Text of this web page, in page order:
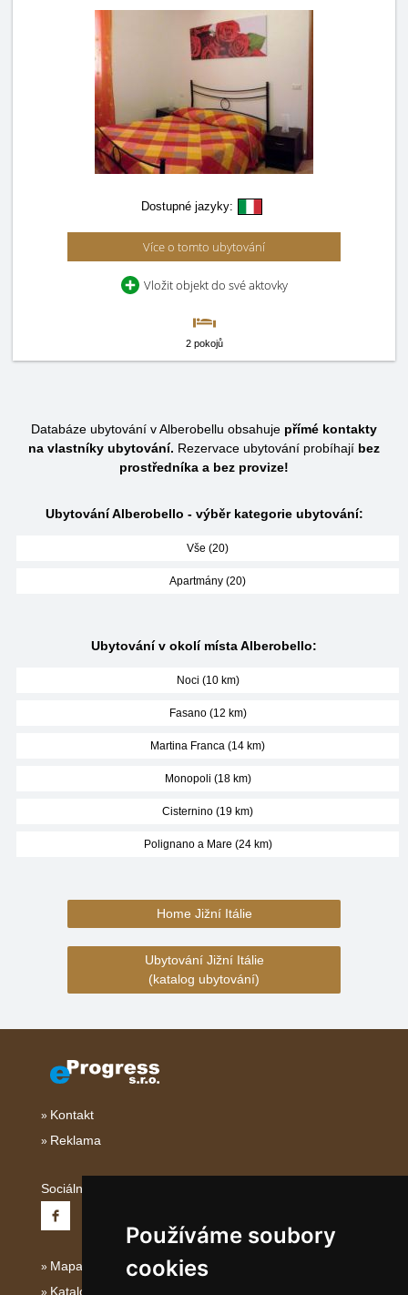
Používáme soubory
cookies
Dostupné jazyky:
Více o tomto ubytování
Vložit objekt do své aktovky
2 pokojů
Databáze ubytování v Alberobellu obsahuje přímé kontakty
na vlastníky ubytování. Rezervace ubytování probíhají bez
prostředníka a bez provize!
Ubytování Alberobello - výběr kategorie ubytování:
Vše (20)
Apartmány (20)
Ubytování v okolí místa Alberobello:
Noci (10 km)
Fasano (12 km)
Martina Franca (14 km)
Monopoli (18 km)
Cisternino (19 km)
Polignano a Mare (24 km)
Home Jižní Itálie
Ubytování Jižní Itálie
(katalog ubytování)
Kontakt
Reklama
Sociální sítě:
Mapa serveru Jižní Itálie
Katalog ubytování Jižní Itálie